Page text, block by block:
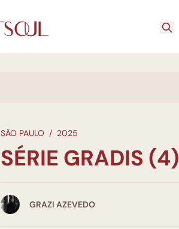
SÃO PAULO / 2025
SÉRIE GRADIS (4)
GRAZI AZEVEDO